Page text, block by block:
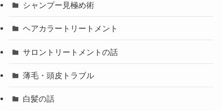
シャンプー見極め術
ヘアカラートリートメント
サロントリートメントの話
薄毛・頭皮トラブル
白髪の話